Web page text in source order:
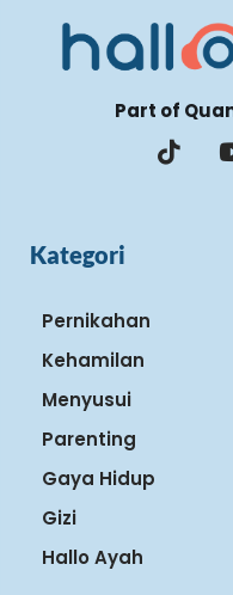
Part of
Kategori
Pernikahan
Kehamilan
Menyusui
Parenting
Gaya Hidup
Gizi
Hallo Ayah